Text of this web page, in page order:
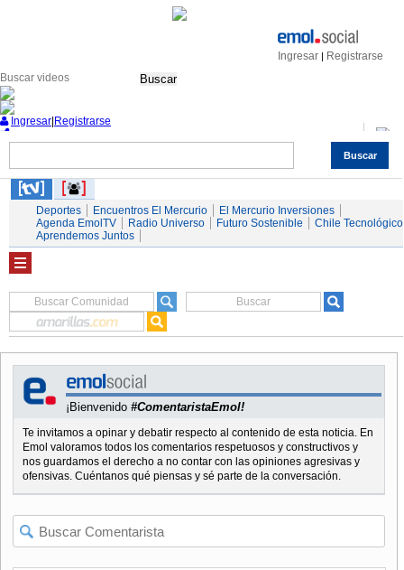
Ingresar | Registrarse
Buscar
Buscar
Ingresar Registrarse
Servicios
Deportes Encuentros El Mercurio
El Mercurio Inversiones
Agenda EmolTV
Radio Universo Futuro Sostenible
Chile Tecnológico
Aprendemos Juntos
¡Bienvenido #ComentaristaEmol!
Te invitamos a opinar y debatir respecto al contenido de esta noticia. En
Emol valoramos todos los comentarios respetuosos y constructivos y
nos guardamos el derecho a no contar con las opiniones agresivas y
ofensivas. Cuéntanos qué piensas y sé parte de la conversación.